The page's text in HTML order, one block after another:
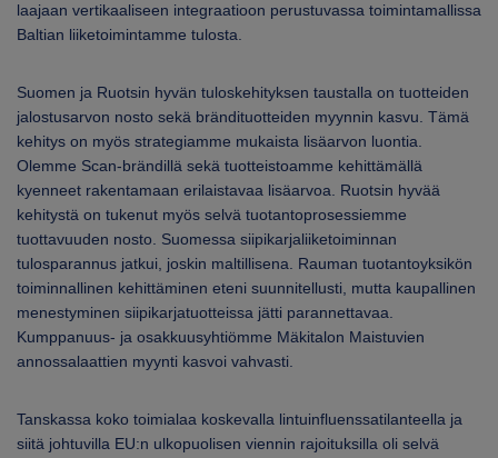
laajaan vertikaaliseen integraatioon perustuvassa toimintamallissa
Baltian liiketoimintamme tulosta.
Suomen ja Ruotsin hyvän tuloskehityksen taustalla on tuotteiden
jalostusarvon nosto sekä brändituotteiden myynnin kasvu. Tämä
kehitys on myös strategiamme mukaista lisäarvon luontia.
Olemme Scan-brändillä sekä tuotteistoamme kehittämällä
kyenneet rakentamaan erilaistavaa lisäarvoa. Ruotsin hyvää
kehitystä on tukenut myös selvä tuotantoprosessiemme
tuottavuuden nosto. Suomessa siipikarjaliiketoiminnan
tulosparannus jatkui, joskin maltillisena. Rauman tuotantoyksikön
toiminnallinen kehittäminen eteni suunnitellusti, mutta kaupallinen
menestyminen siipikarjatuotteissa jätti parannettavaa.
Kumppanuus- ja osakkuusyhtiömme Mäkitalon Maistuvien
annossalaattien myynti kasvoi vahvasti.
Tanskassa koko toimialaa koskevalla lintuinfluenssatilanteella ja
siitä johtuvilla EU:n ulkopuolisen viennin rajoituksilla oli selvä